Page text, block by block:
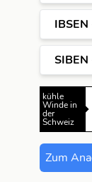
IBSEN
SIBEN
kühle
Winde in
der
Schweiz
Zum